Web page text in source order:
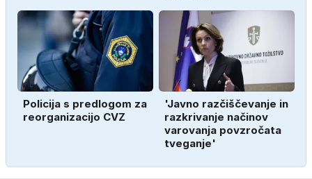
Policija s predlogom za
reorganizacijo CVZ
'Javno razčiščevanje in
razkrivanje načinov
varovanja povzročata
tveganje'